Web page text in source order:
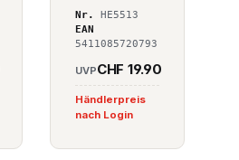
Nr.
HE5513
EAN
5411085720793
UVPCHF 19.90
Händlerpreis
nach Login